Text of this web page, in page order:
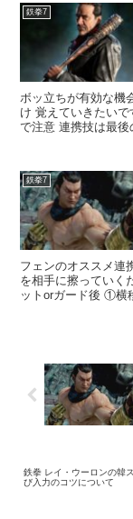
鉄拳7
ボッ立ちが有効な機
け 覚えていきたい
で注意 連携技は最後
鉄拳7
フェンのオススメ連
を相手に擦っていく
ットorガード後 ①横移動二択 大本命。 ・前掃
鉄拳 レイ・ウーロンの韓
び入力のコツについて